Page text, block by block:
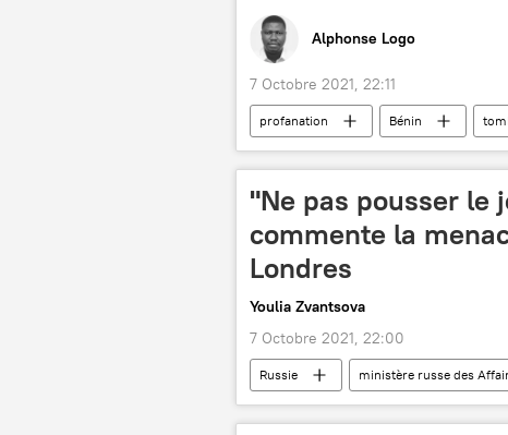
Alphonse Logo
7 Octobre 2021, 22:11
profanation Bénin
"Ne pas pousser le
commente la
Londres
Youlia Zvantsova
7 Octobre 2021, 22:00
Russie ministère russe des
Maria Zakharova
course aux